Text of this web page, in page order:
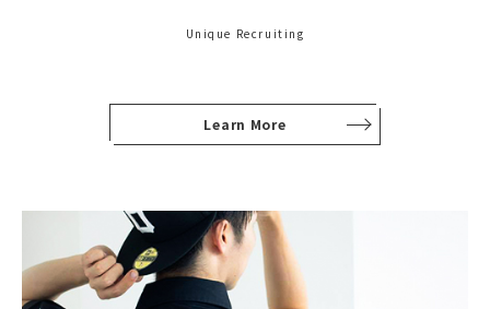
Unique Recruiting
Learn More